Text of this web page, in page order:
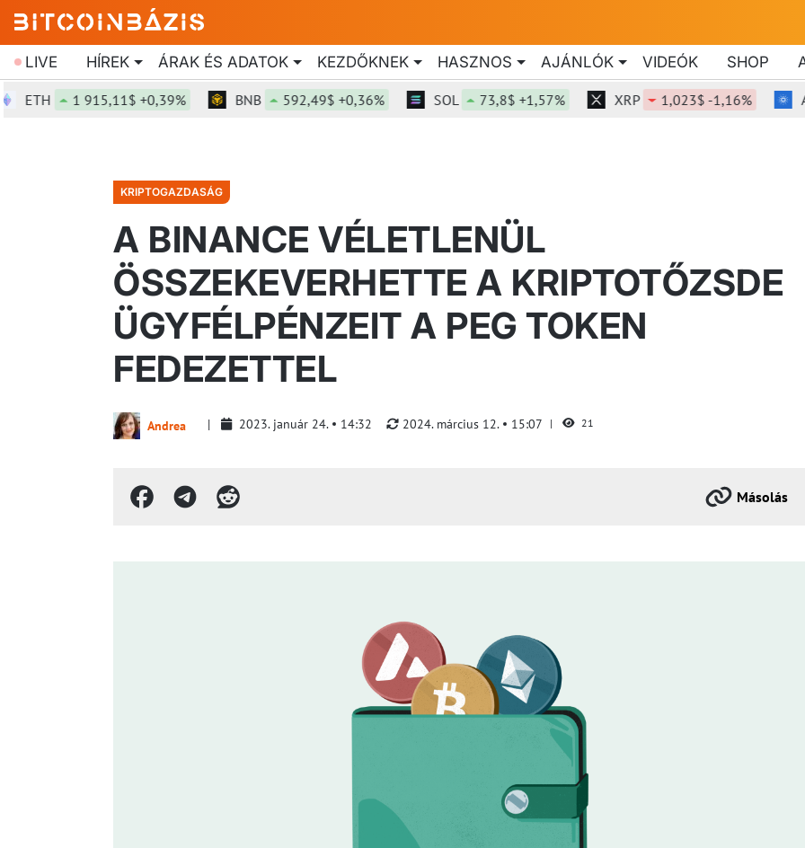
LIVE HÍREK ÁRAK ÉS ADATOK KEZDŐKNEK HASZNOS AJÁNLÓK VIDEÓK SHOP
ETH 1 915,11$ +0,39% BNB 592,49$ +0,36% SOL 73,8$ +1,57% XRP 1,023$ -1,16% ADA
KRIPTOGAZDASÁG
A BINANCE VÉLETLENÜL
ÖSSZEKEVERHETTE A KRIPTOTŐZSDE
ÜGYFÉLPÉNZEIT A PEG TOKEN
FEDEZETTEL
Andrea 2023. január 24. 14:32 2024. március 12. 15:07 21
Másolás